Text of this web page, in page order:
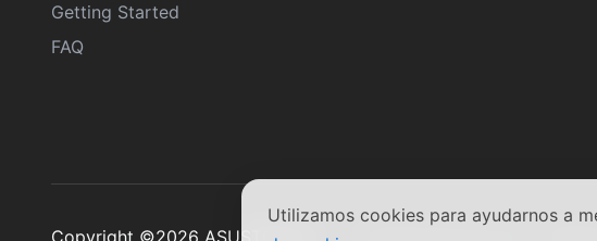
Utilizamos cookies para ayudarnos a
Getting Started
FAQ
Copyright ©2026 ASUSTOR Inc.